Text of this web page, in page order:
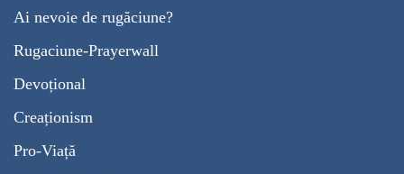
Ai nevoie de rugăciune?
Rugaciune-Prayerwall
Devoțional
Creaționism
Pro-Viață